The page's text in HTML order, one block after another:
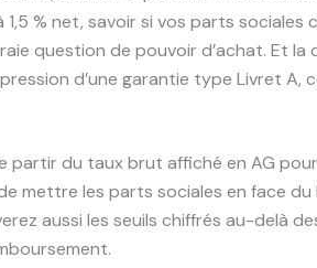
1,5 % net, savoir si vos parts
question de pouvoir d’achat. Et la
d’une garantie type Livret
partir du taux brut affiché en AG
mettre les parts sociales en face
aussi les seuils chiffrés au-delà